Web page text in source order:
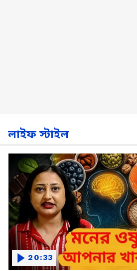
লাইফ স্টাইল
20:33